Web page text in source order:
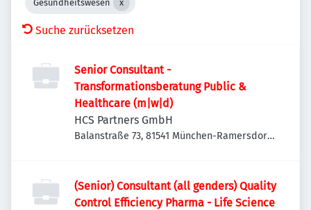
Gesundheitswesen
Suche zurücksetzen
Senior Consultant -
Transformationsberatung Public &
Healthcare (m|w|d)
HCS Partners GmbH
Balanstraße 73, 81541 München-Ramersdorf-
(Senior) Consultant (all genders) Quality
Control Efficiency Pharma - Life Science